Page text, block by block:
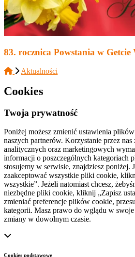
83. rocznica Powstania w Getcie
Aktualności
Cookies
Twoja prywatność
Poniżej możesz zmienić ustawienia
naszych partnerów. Korzystanie przez
analitycznych oraz marketingowych
informacji o poszczególnych kategoriach
stosujemy w serwisie, znajdziesz poniżej.
zaakceptować wszystkie pliki cookie,
wszystkie”. Jeżeli natomiast chcesz,
niezbędne pliki cookie, kliknij „Zapisz
zmieniać preferencje plików cookie,
kategorii. Masz prawo do wglądu w
zmiany w dowolnym czasie.
Cookies podstawowe